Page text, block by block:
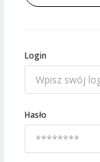
Login
Hasło